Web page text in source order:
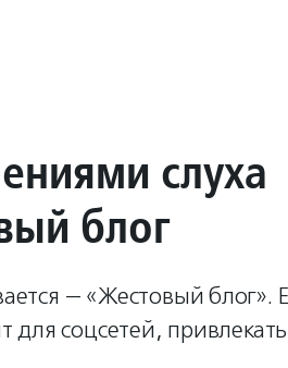
слуха
блог
— «Жестовый блог».
для соцсетей, привлекать